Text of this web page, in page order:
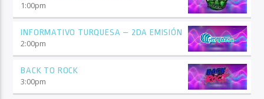
1:00pm
INFORMATIVO TURQUESA – 2DA EMISIÓN
2:00pm
BACK TO ROCK
3:00pm